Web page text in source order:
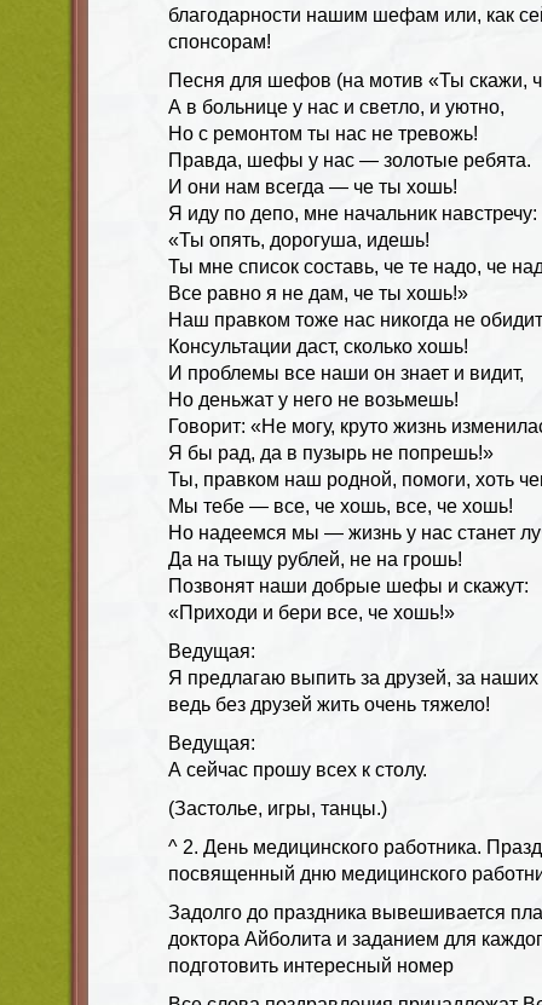
благодарности нашим шефам или, как
спонсорам!
Песня для шефов (на мотив «Ты скажи,
А в больнице у нас и светло, и уютно,
Но с ремонтом ты нас не тревожь!
Правда, шефы у нас — золотые ребята.
И они нам всегда — че ты хошь!
Я иду по депо, мне начальник навстречу:
«Ты опять, дорогуша, идешь!
Ты мне список составь, че те надо, че
Все равно я не дам, че ты хошь!»
Наш правком тоже нас никогда не
Консультации даст, сколько хошь!
И проблемы все наши он знает и видит,
Но деньжат у него не возьмешь!
Говорит: «Не могу, круто жизнь
Я бы рад, да в пузырь не попрешь!»
Ты, правком наш родной, помоги, хоть
Мы тебе — все, че хошь, все, че хошь!
Но надеемся мы — жизнь у нас станет
Да на тыщу рублей, не на грошь!
Позвонят наши добрые шефы и скажут:
«Приходи и бери все, че хошь!»
Ведущая:
Я предлагаю выпить за друзей, за
ведь без друзей жить очень тяжело!
Ведущая:
А сейчас прошу всех к столу.
(Застолье, игры, танцы.)
^ 2. День медицинского работника.
посвященный дню медицинского
Задолго до праздника вывешивается
доктора Айболита и заданием для
подготовить интересный номер